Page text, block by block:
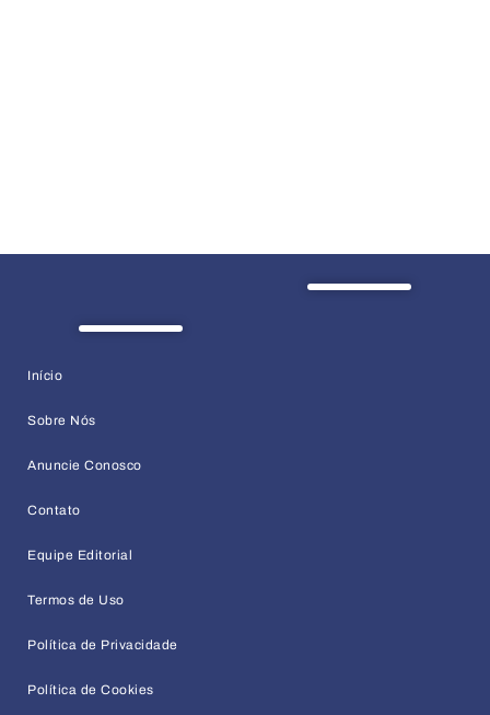
Início
Sobre Nós
Anuncie Conosco
Contato
Equipe Editorial
Termos de Uso
Política de Privacidade
Política de Cookies